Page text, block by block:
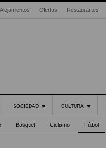
Alojamientos Ofertas Restaurantes
SOCIEDAD CULTURA
Básquet Ciclismo Fútbol